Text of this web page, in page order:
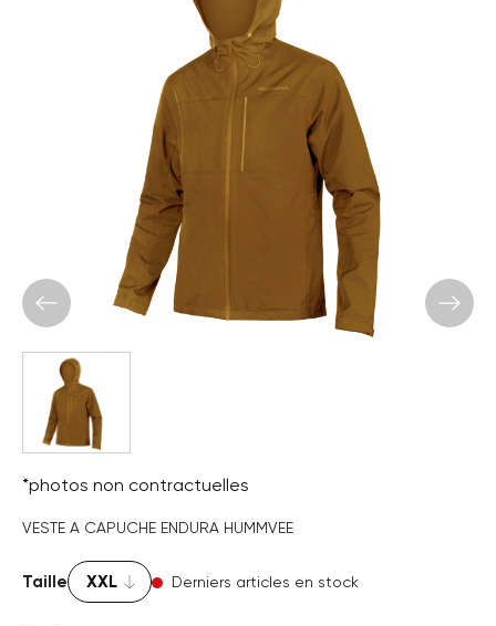
*photos non contractuelles
VESTE A CAPUCHE ENDURA HUMMVEE
Taille Derniers articles en stock